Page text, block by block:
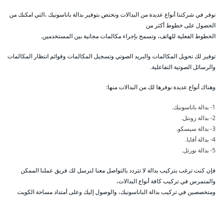
نوفر في شركتنا أنواع عديدة من البدالات ونختص بتوفير بدالة باناسونيك ،التي امكنك من
الحصول على خطوط أكثر من
الخطوط الفعلية للهاتف، وتسمح بإجراء مكالمات مجانية بين المستخدمين.
توفير لك تحويل المكالمات والبريد الصوتي وتسجيل المكالمات وقوائم انتظار المكالمات
والرسائل الصوتية التفاعلية.
وهناك أنواع عديدة نوفرها لك من البدالات منها:
1- بدالة باناسونيك.
2- بدالة زونتل.
3- بدالة سيسكو.
4- بدالة أفايا.
5- بدالة نورتل.
فإن كنت ترغب بتركيب بدالة لا تتردد بالتواصل معنا لنرسل لك فريق عملنا الممكن
والمتمرس في تركيب كافة أنواع البدالات،
ومتخصصين في تركيب بدالة الباناسونيك، والوصول إليك وعلى أمتداد مساحة الكويت